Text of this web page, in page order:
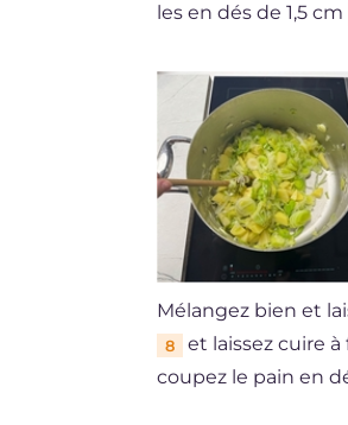
les en dés de 1,5 cm
Mélangez bien et
8
et laissez cuire
coupez le pain en